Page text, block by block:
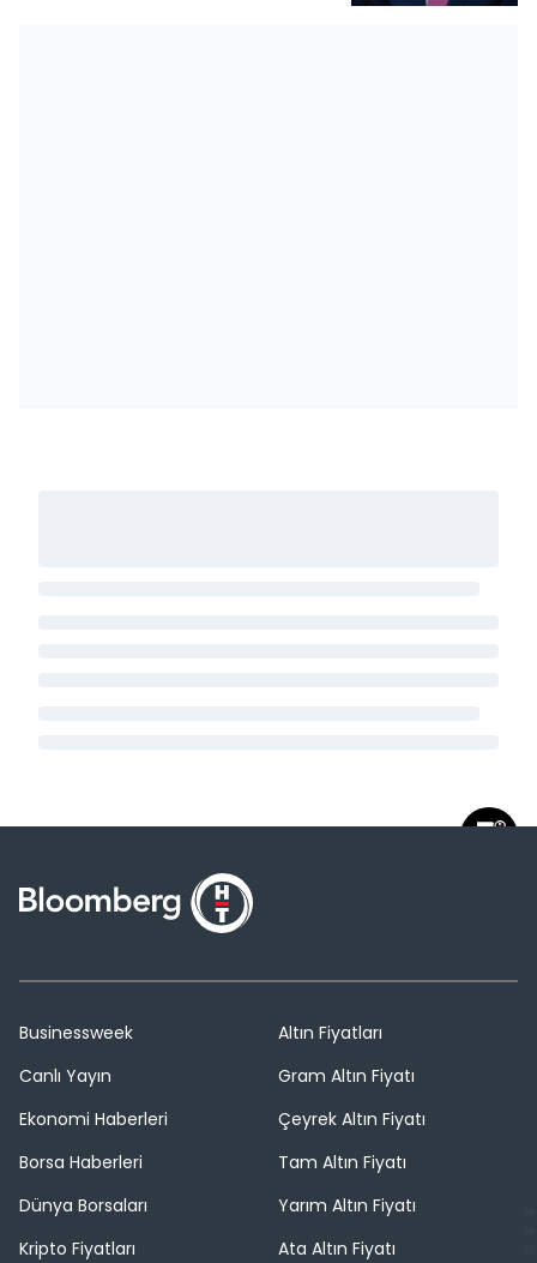
Businessweek
Canlı Yayın
Ekonomi Haberleri
Borsa Haberleri
Dünya Borsaları
Kripto Fiyatları
Altın Fiyatları
Gram Altın Fiyatı
Çeyrek Altın Fiyatı
Tam Altın Fiyatı
Yarım Altın Fiyatı
Ata Altın Fiyatı